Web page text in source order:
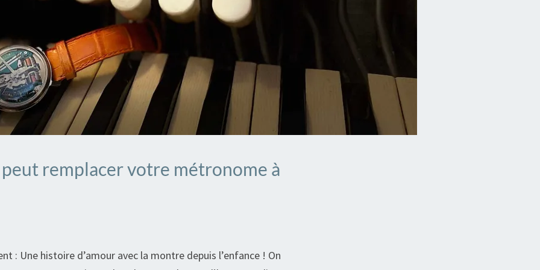
remplacer votre métronome à
: Une histoire d’amour avec la montre depuis l’enfance ! On